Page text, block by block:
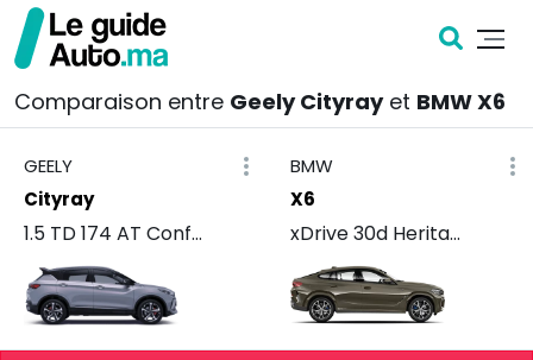
Comparaison entre Geely Cityrayet BMW X6
GEELY
Cityray
1.5 TD 174 AT Confort
BMW
X6
xDrive 30d Heritage